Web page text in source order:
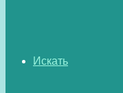
Искать